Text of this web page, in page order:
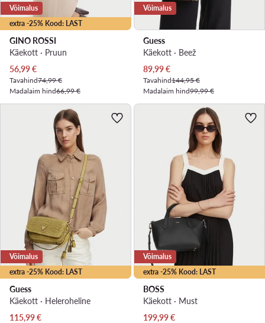
extra -25% Kood: LAST
Võimalus
GINO ROSSI
Käekott · Pruun
Praegune hind
56,99€
Tavahind74,99 €
Madalaim hind66,99 €
Võimalus
Guess
Käekott · Beež
Praegune hind
89,99€
Tavahind144,95 €
Madalaim hind99,99 €
extra -25% Kood: LAST
Võimalus
Guess
Käekott · Heleroheline
Praegune hind
115,99€
extra -25% Kood: LAST
Võimalus
BOSS
Käekott · Must
Praegune hind
199,99€